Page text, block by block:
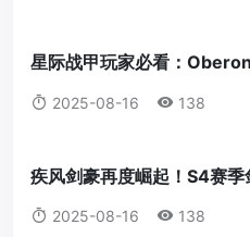
星际战甲玩家必看：
蓝图获取全攻略
2025-08-16 138
疾风剑豪再度崛起！S4赛季
出机制全解析
2025-08-16 138